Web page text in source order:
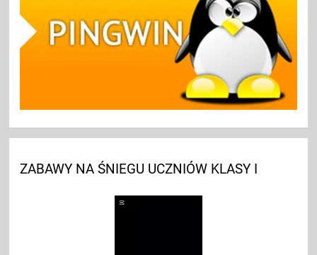
ZABAWY NA ŚNIEGU UCZNIÓW KLASY I